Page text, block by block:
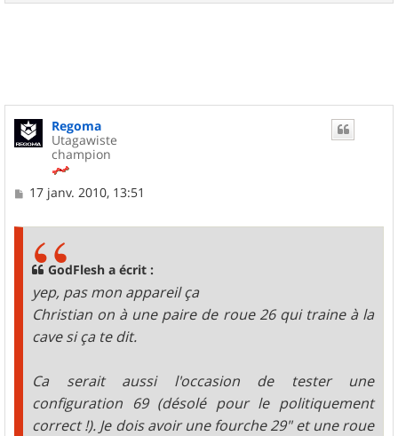
a
Regoma
Utagawiste
champion
M17 janv. 2010, 13:51
GodFlesh a écrit :
yep, pas mon appareil ça
Christian on à une paire de roue 26 qui traine à la
cave si ça te dit.
Ca serait aussi l'occasion de tester une
configuration 69 (désolé pour le politiquement
correct !). Je dois avoir une fourche 29" et une roue